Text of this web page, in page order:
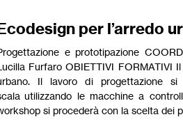
per l’arredo
e prototipazione
Furfaro OBIETTIVI FORMATIVI
Il lavoro di progettazione
utilizzando le macchine a
si procederà con la scelta dei